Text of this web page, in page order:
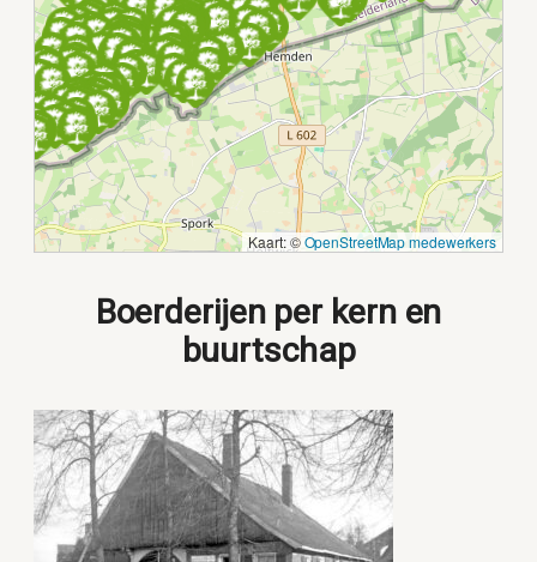
Kaart: ©OpenStreetMap medewerkers
Boerderijen per kern en
buurtschap